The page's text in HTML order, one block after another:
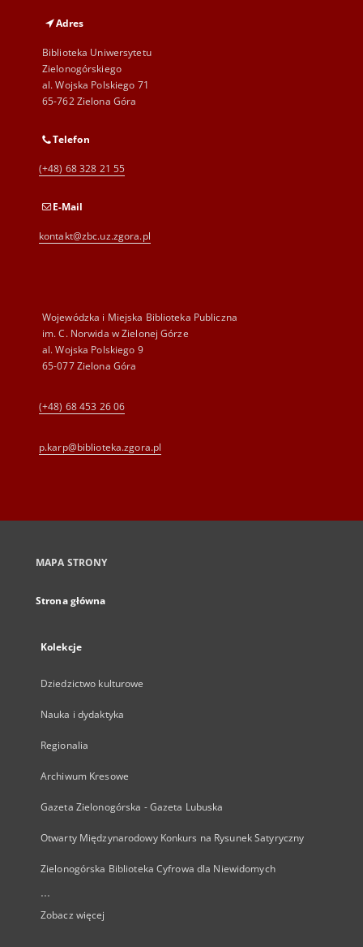
Adres
Biblioteka Uniwersytetu
Zielonogórskiego
al. Wojska Polskiego 71
65-762 Zielona Góra
Telefon
(+48) 68 328 21 55
E-Mail
kontakt@zbc.uz.zgora.pl
Wojewódzka i Miejska Biblioteka Publiczna
im. C. Norwida w Zielonej Górze
al. Wojska Polskiego 9
65-077 Zielona Góra
(+48) 68 453 26 06
p.karp@biblioteka.zgora.pl
MAPA STRONY
Strona główna
Kolekcje
Dziedzictwo kulturowe
Nauka i dydaktyka
Regionalia
Archiwum Kresowe
Gazeta Zielonogórska - Gazeta Lubuska
Otwarty Międzynarodowy Konkurs na Rysunek Satyryczny
Zielonogórska Biblioteka Cyfrowa dla Niewidomych
...
Zobacz więcej